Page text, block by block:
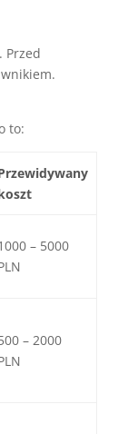
Przed
to:
– 5000
– 2000